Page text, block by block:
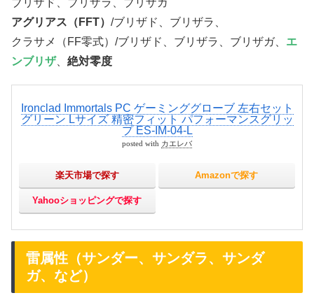
アグリアス（FFT） /ブリザド、ブリザラ、
クラサメ（FF零式）/ブリザド、ブリザラ、ブリザガ、 エ
ンブリザ、 絶対零度
Ironclad Immortals PC ゲーミンググローブ 左右セット
グリーン Lサイズ 精密フィット パフォーマンスグリッ
プ ES-IM-04-L
posted with カエレバ
楽天市場で探す Amazonで探す
Yahooショッピングで探す
雷属性（サンダー、サンダラ、サンダ
ガ、など）